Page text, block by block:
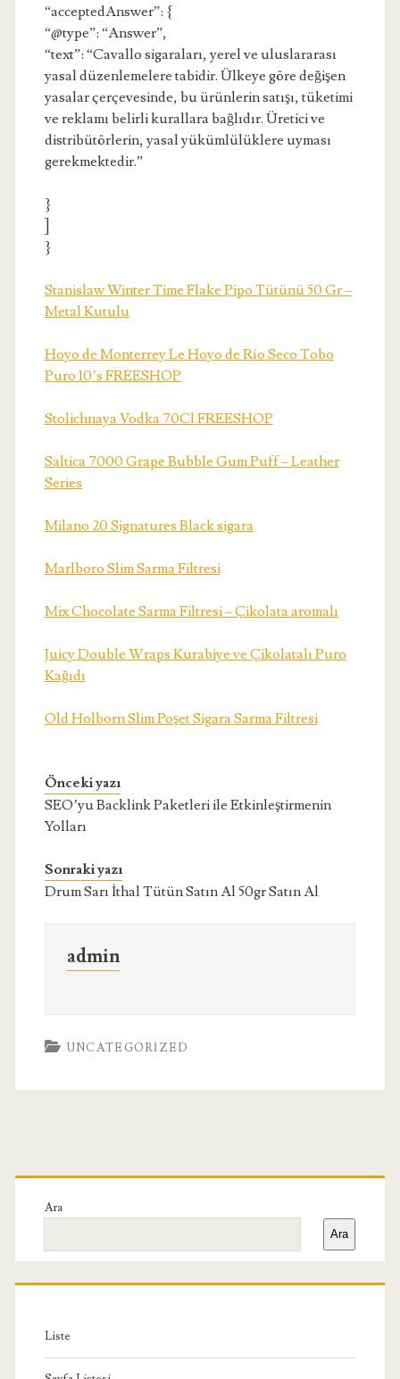
“acceptedAnswer”: {
“@type”: “Answer”,
“text”: “Cavallo sigaraları, yerel ve uluslararası
yasal düzenlemelere tabidir. Ülkeye göre değişen
yasalar çerçevesinde, bu ürünlerin satışı, tüketimi
ve reklamı belirli kurallara bağlıdır. Üretici ve
distribütörlerin, yasal yükümlülüklere uyması
gerekmektedir.”
}
}
Stanislaw Winter Time Flake Pipo Tütünü 50 Gr –
Metal Kutulu
Hoyo de Monterrey Le Hoyo de Río Seco Tobo
Puro 10’s FREESHOP
Stolichnaya Vodka 70Cl FREESHOP
Saltica 7000 Grape Bubble Gum Puff – Leather
Series
Milano 20 Signatures Black sigara
Marlboro Slim Sarma Filtresi
Mix Chocolate Sarma Filtresi – Çikolata aromalı
Juicy Double Wraps Kurabiye ve Çikolatalı Puro
Kağıdı
Old Holborn Slim Poşet Sigara Sarma Filtresi
Önceki yazı
SEO’yu Backlink Paketleri ile Etkinleştirmenin
Yolları
Sonraki yazı
Drum Sarı İthal Tütün Satın Al 50gr Satın Al
admin
UNCATEGORIZED
Birincil
Yan
Menü
Ara
Ara
Liste